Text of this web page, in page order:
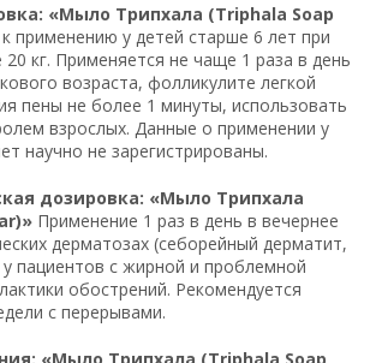
«Мыло Трипхала (Triphala Soap
применению у детей старше 6 лет при
кг. Применяется не чаще 1 раза в день
возраста, фолликулите легкой
пены не более 1 минуты, использовать
взрослых. Данные о применении у
научно не зарегистрированы.
дозировка: «Мыло Трипхала
Применение 1 раз в день в вечернее
дерматозах (себорейный дерматит,
у пациентов с жирной и проблемной
обострений. Рекомендуется
с перерывами.